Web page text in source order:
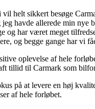
helt sikkert besøge
havde allerede min nye
og har været meget
og begge gange har vi
oplevelse af hele
tillid til Carmark som
på at levere en høj
af hele forløbet.